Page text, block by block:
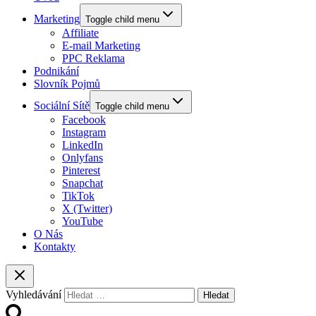
Marketing Toggle child menu
Affiliate
E-mail Marketing
PPC Reklama
Podnikání
Slovník Pojmů
Sociální Sítě Toggle child menu
Facebook
Instagram
LinkedIn
Onlyfans
Pinterest
Snapchat
TikTok
X (Twitter)
YouTube
O Nás
Kontakty
Vyhledávání